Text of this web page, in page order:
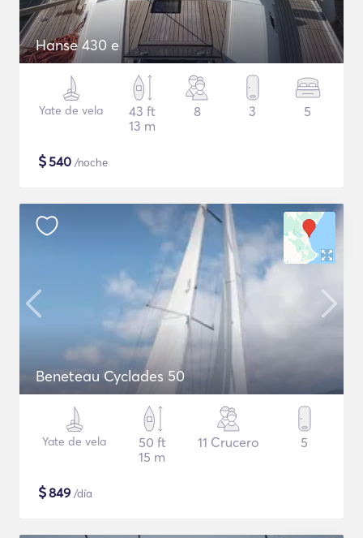
Hanse 430 e
Yate de vela
43 ft
13 m
8 3 5
$540 /noche
Beneteau Cyclades 50
Yate de vela
50 ft
15 m
11 Crucero 5
$849 /día